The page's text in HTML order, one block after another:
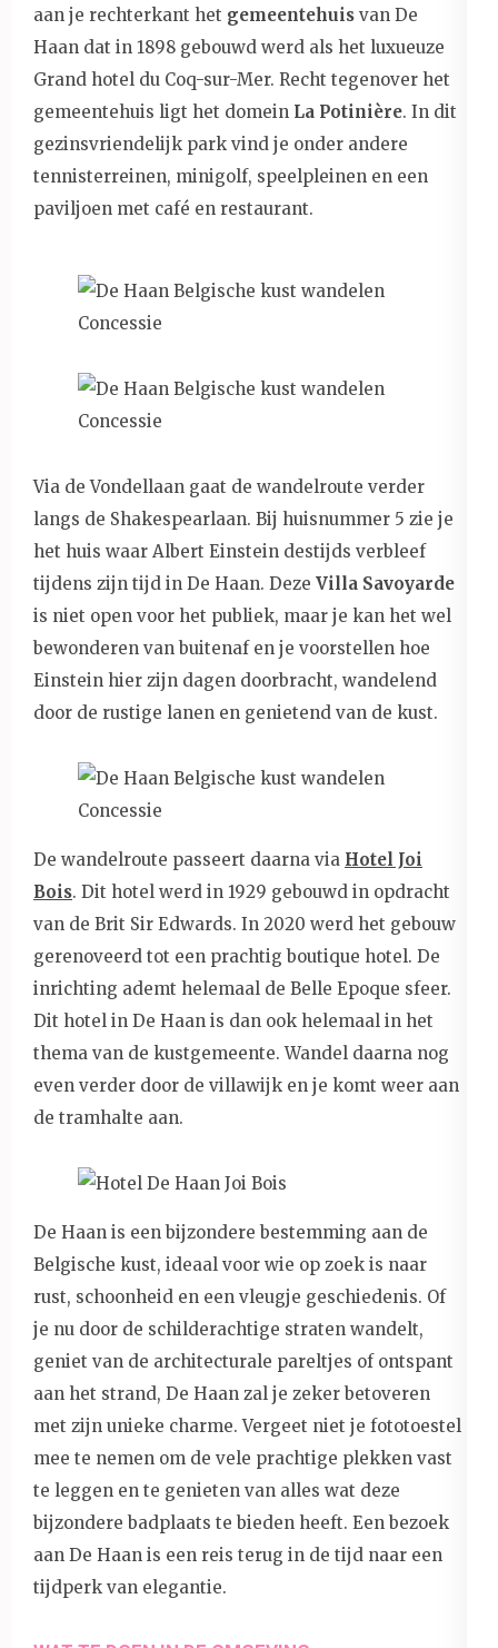
aan je rechterkant het gemeentehuis van De
Haan dat in 1898 gebouwd werd als het luxueuze
Grand hotel du Coq-sur-Mer. Recht tegenover het
gemeentehuis ligt het domein La Potinière. In dit
gezinsvriendelijk park vind je onder andere
tennisterreinen, minigolf, speelpleinen en een
paviljoen met café en restaurant.
Via de Vondellaan gaat de wandelroute verder
langs de Shakespearlaan. Bij huisnummer 5 zie je
het huis waar Albert Einstein destijds verbleef
tijdens zijn tijd in De Haan. Deze Villa Savoyarde
is niet open voor het publiek, maar je kan het wel
bewonderen van buitenaf en je voorstellen hoe
Einstein hier zijn dagen doorbracht, wandelend
door de rustige lanen en genietend van de kust.
De wandelroute passeert daarna via Hotel Joi
Bois. Dit hotel werd in 1929 gebouwd in opdracht
van de Brit Sir Edwards. In 2020 werd het gebouw
gerenoveerd tot een prachtig boutique hotel. De
inrichting ademt helemaal de Belle Epoque sfeer.
Dit hotel in De Haan is dan ook helemaal in het
thema van de kustgemeente. Wandel daarna nog
even verder door de villawijk en je komt weer aan
de tramhalte aan.
De Haan is een bijzondere bestemming aan de
Belgische kust, ideaal voor wie op zoek is naar
rust, schoonheid en een vleugje geschiedenis. Of
je nu door de schilderachtige straten wandelt,
geniet van de architecturale pareltjes of ontspant
aan het strand, De Haan zal je zeker betoveren
met zijn unieke charme. Vergeet niet je fototoestel
mee te nemen om de vele prachtige plekken vast
te leggen en te genieten van alles wat deze
bijzondere badplaats te bieden heeft. Een bezoek
aan De Haan is een reis terug in de tijd naar een
tijdperk van elegantie.